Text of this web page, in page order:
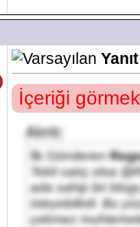
İçeriği
Alıntı:
İlk Gönderen
Tekli satış olsa @
ada sahip bir
isteyebilirdi. Bu
çekmez